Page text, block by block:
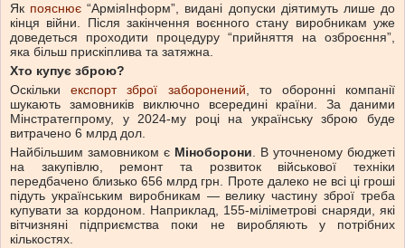
Як пояснює “АрміяІнформ”, видані допуски діятимуть лише до
кінця війни. Після закінчення воєнного стану виробникам уже
доведеться проходити процедуру “прийняття на озброєння”,
яка більш прискіплива та затяжна.
Хто купує зброю?
Оскількиекспорт зброї заборонений, то оборонні компанії
шукають замовників виключно всередині країни. За даними
Мінстратегпрому, у 2024-му році на українську зброю буде
витрачено 6 млрд дол.
Найбільшим замовником є Міноборони. В уточненому бюджеті
на закупівлю, ремонт та розвиток військової техніки
передбачено близько 656 млрд грн. Проте далеко не всі ці гроші
підуть українським виробникам — велику частину зброї треба
купувати за кордоном. Наприклад, 155-міліметрові снаряди, які
вітчизняні підприємства поки не виробляють у потрібних
кількостях.